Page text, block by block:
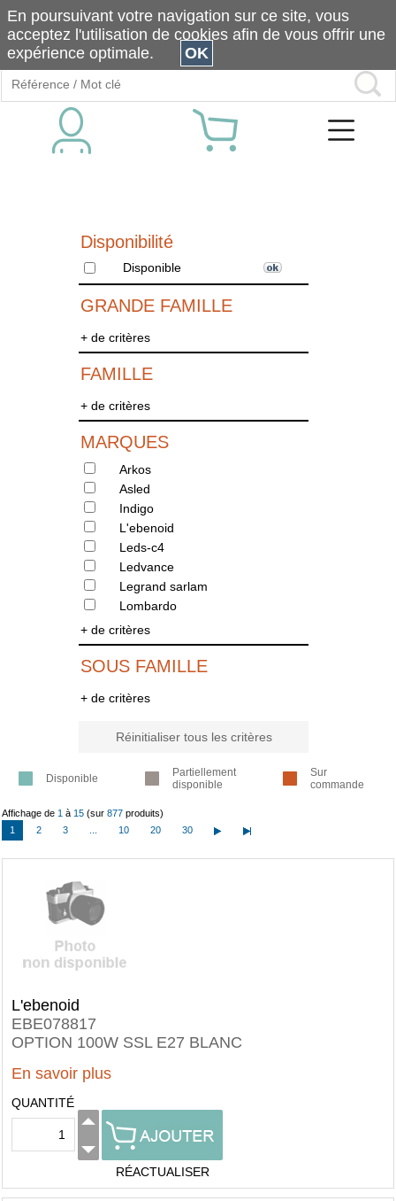
Disponibilité
Disponible
GRANDE FAMILLE
+ de critères
FAMILLE
+ de critères
MARQUES
Arkos
Asled
Indigo
L'ebenoid
Leds-c4
Ledvance
Legrand sarlam
Lombardo
+ de critères
SOUS FAMILLE
+ de critères
Réinitialiser tous les critères
Disponible
Partiellement
disponible
Sur
commande
Affichage de 1 à 15 (sur 877 produits)
1
2 3 10 20 30
L'ebenoid
EBE078817
OPTION 100W SSL E27 BLANC
En savoir plus
QUANTITÉ
RÉACTUALISER
En poursuivant votre navigation sur ce site, vous
acceptez l'utilisation de cookies afin de vous offrir une
expérience optimale.
OK